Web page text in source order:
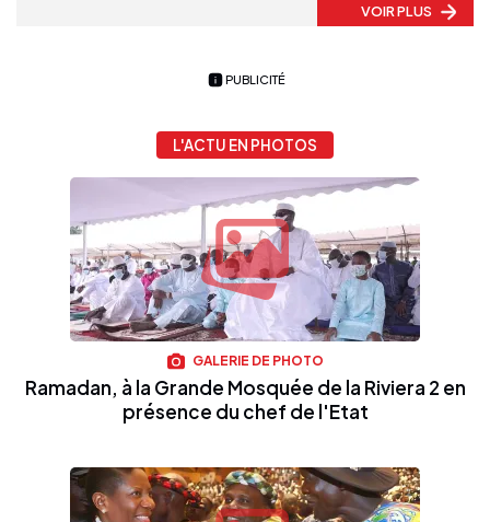
VOIR PLUS
PUBLICITÉ
L'ACTU EN PHOTOS
GALERIE DE PHOTO
Ramadan, à la Grande Mosquée de la Riviera 2 en
présence du chef de l'Etat